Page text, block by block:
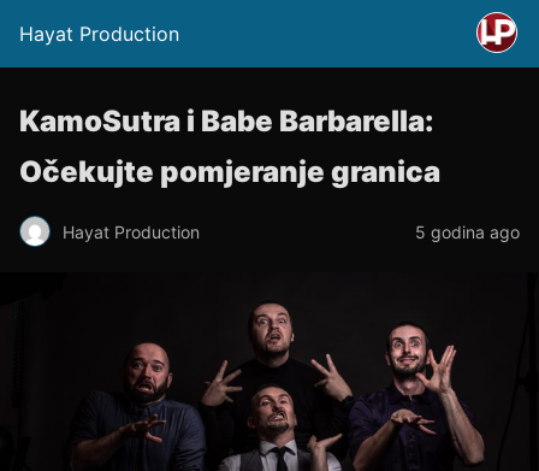
Hayat Production
KamoSutra i Babe Barbarella:
Očekujte pomjeranje granica
Hayat Production 5 godina ago